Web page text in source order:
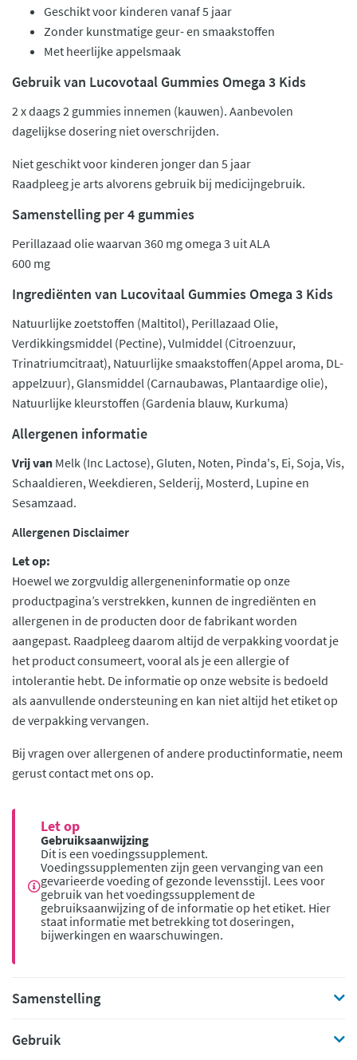
Geschikt voor kinderen vanaf 5 jaar
Zonder kunstmatige geur- en smaakstoffen
Met heerlijke appelsmaak
Gebruik van Lucovotaal Gummies Omega 3 Kids
2 x daags 2 gummies innemen (kauwen). Aanbevolen
dagelijkse dosering niet overschrijden.
Niet geschikt voor kinderen jonger dan 5 jaar
Raadpleeg je arts alvorens gebruik bij medicijngebruik.
Samenstelling per 4 gummies
Perillazaad olie waarvan 360 mg omega 3 uit ALA
600 mg
Ingrediënten van Lucovitaal Gummies Omega 3 Kids
Natuurlijke zoetstoffen (Maltitol), Perillazaad Olie,
Verdikkingsmiddel (Pectine), Vulmiddel (Citroenzuur,
Trinatriumcitraat), Natuurlijke smaakstoffen(Appel aroma, DL-
appelzuur), Glansmiddel (Carnaubawas, Plantaardige olie),
Natuurlijke kleurstoffen (Gardenia blauw, Kurkuma)
Allergenen informatie
Vrij van Melk (Inc Lactose), Gluten, Noten, Pinda's, Ei, Soja, Vis,
Schaaldieren, Weekdieren, Selderij, Mosterd, Lupine en
Sesamzaad.
Allergenen Disclaimer
Let op:
Hoewel we zorgvuldig allergeneninformatie op onze
productpagina’s verstrekken, kunnen de ingrediënten en
allergenen in de producten door de fabrikant worden
aangepast. Raadpleeg daarom altijd de verpakking voordat je
het product consumeert, vooral als je een allergie of
intolerantie hebt. De informatie op onze website is bedoeld
als aanvullende ondersteuning en kan niet altijd het etiket op
de verpakking vervangen.
Bij vragen over allergenen of andere productinformatie, neem
gerust contact met ons op.
Let op
Gebruiksaanwijzing
Dit is een voedingssupplement.
Voedingssupplementen zijn geen vervanging van een
gevarieerde voeding of gezonde levensstijl. Lees voor
gebruik van het voedingssupplement de
gebruiksaanwijzing of de informatie op het etiket. Hier
staat informatie met betrekking tot doseringen,
bijwerkingen en waarschuwingen.
Samenstelling
Gebruik